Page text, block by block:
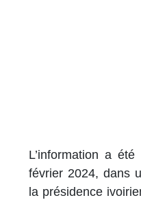
L’information a
février 2024, dans
la présidence